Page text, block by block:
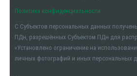
Политика конфиденциальности
С Субъектов персональных данных
ПДн, разрешённых Субъектом ПДн для
«Установлено ограничение на
личных фотографий и иных персональных